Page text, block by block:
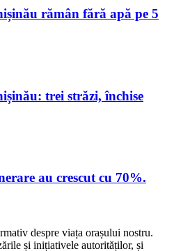
rămân fără apă pe 5
trei străzi, închise
au crescut cu 70%.
despre viața orașului nostru.
și inițiativele autorităților, și